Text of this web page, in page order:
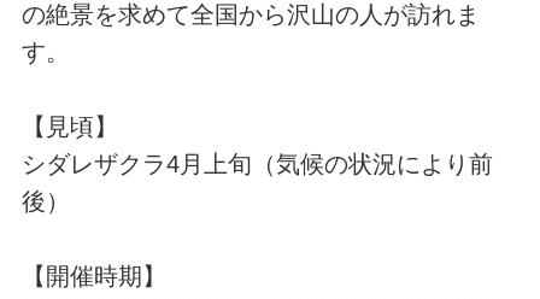
の絶景を求めて全国から沢山の人が訪れま
す。
【見頃】
シダレザクラ4月上旬（気候の状況により前
後）
【開催時期】